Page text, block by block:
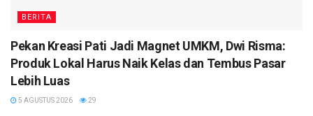
BERITA
Pekan Kreasi Pati Jadi Magnet UMKM, Dwi Risma:
Produk Lokal Harus Naik Kelas dan Tembus Pasar
Lebih Luas
5 AGUSTUS 2026 29